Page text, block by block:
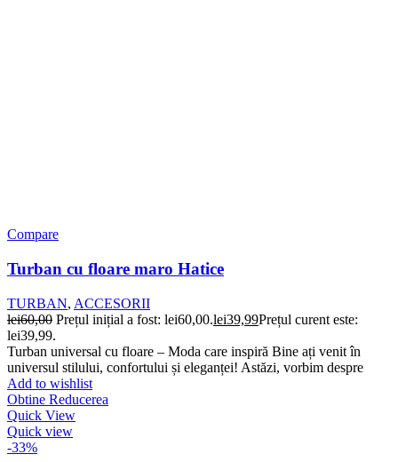
Compare
Turban cu floare maro Hatice
TURBAN, ACCESORII
lei60,00 Prețul inițial a fost: lei60,00.lei39,99Prețul curent este:
lei39,99.
Turban universal cu floare – Moda care inspiră Bine ați venit în
universul stilului, confortului și eleganței! Astăzi, vorbim despre
Add to wishlist
Obtine Reducerea
Quick View
Quick view
-33%